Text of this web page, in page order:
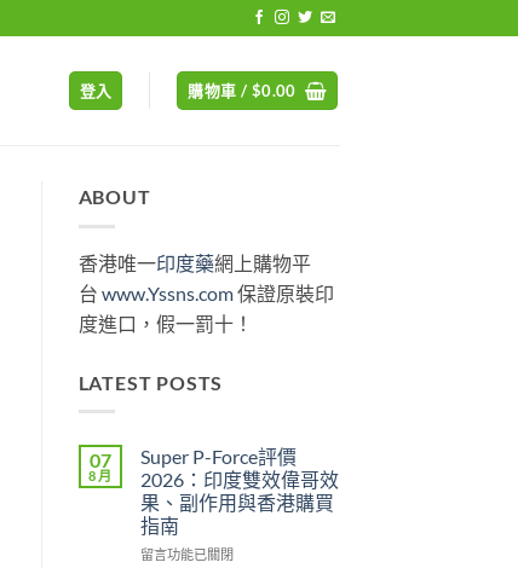
登入 購物車 / $0.00
ABOUT
香港唯一印度藥網上購物平
台 www.Yssns.com保證原裝印
度進口，假一罰十！
LATEST POSTS
07
8 月
Super P-Force評價
2026：印度雙效偉哥效
果、副作用與香港購買
指南
在
留言功能已關閉